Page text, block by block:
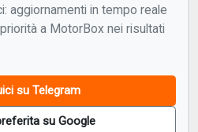
aggiornamenti in tempo reale
a MotorBox nei risultati
su Telegram
su Google